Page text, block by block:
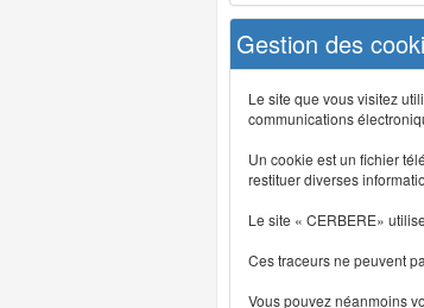
Gestion des
Le site que vous visitez
communications
Un cookie est un fichier
restituer diverses
Le site « CERBERE»
Ces traceurs ne peuvent
Vous pouvez néanmoins